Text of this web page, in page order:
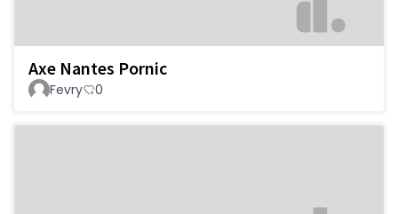
Axe Nantes Pornic
Fevry 0